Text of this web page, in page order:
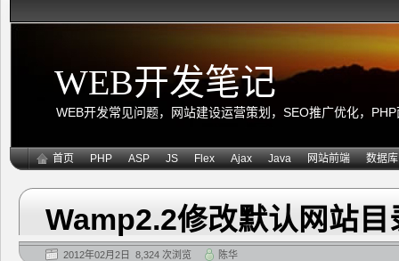
WEB开发笔记
WEB开发常见问题，网站建设运营策划，SEO推广优化，
首页 PHP ASP JS Flex Ajax Java 网站前端 数据库
Wamp2.2修改默认网站目
2012年02月2日 8,324 次浏览 陈华